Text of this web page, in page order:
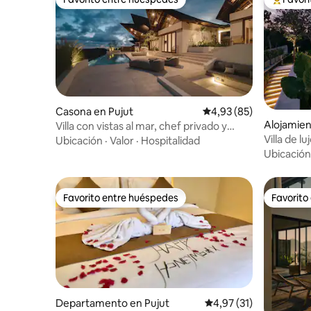
Favorito entre huéspedes
Casona en Pujut Calificación
4,93 (85)
Villa con vistas al mar, chef privado y
gimnasio
Ubicación · Valor · Hospitalidad
Villa de
Ubicación
Favorito entre huéspedes
Favorito entre huéspedes
Departamento en Pujut Calificación
4,97 (31)